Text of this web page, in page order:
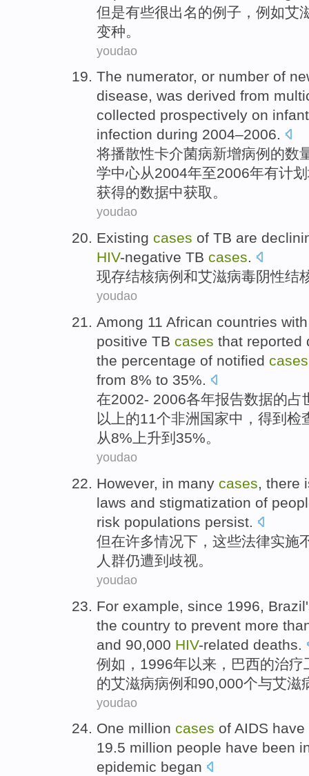
但是有些很出名的例子 ， 例如艾
变种 。
youdao
The numerator, or number of
disease, was derived from
collected prospectively on
infection during 2004–2006.
将播散性卡介菌病新增病例 的数
学中心从2004年至2006年有计
获得的数据中获取 。
youdao
Existing cases of TB are
HIV-negative TB cases.
现存结核病例 和艾滋病毒阴性结
youdao
Among 11 African countries
positive TB cases that reported
the percentage of notified cases
from 8% to 35%.
在2002- 2006各年报告数据的占
以上的11个非洲 国家中，得到 检
从8%上升到 35%。
youdao
However, in many cases, there
laws and stigmatization of
risk populations persist.
但在许多情况下 ， 这些法律实施
人群仍遭到歧视。
youdao
For example since 1996, Brazil
the country to prevent more
and 90,000 HIV-related deaths
例如 ，1996年以来 ， 巴西的治疗
的艾滋病病例和90,000个与艾滋
youdao
One million cases of AIDS have
19.5 million people have been
epidemic began